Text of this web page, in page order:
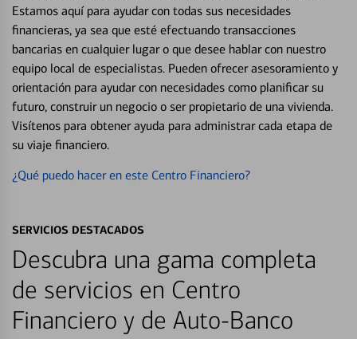
Estamos aquí para ayudar con todas sus necesidades
financieras, ya sea que esté efectuando transacciones
bancarias en cualquier lugar o que desee hablar con nuestro
equipo local de especialistas. Pueden ofrecer asesoramiento y
orientación para ayudar con necesidades como planificar su
futuro, construir un negocio o ser propietario de una vivienda.
Visítenos para obtener ayuda para administrar cada etapa de
su viaje financiero.
¿Qué puedo hacer en este Centro Financiero?
SERVICIOS DESTACADOS
Descubra una gama completa
de servicios en Centro
Financiero y de Auto-Banco